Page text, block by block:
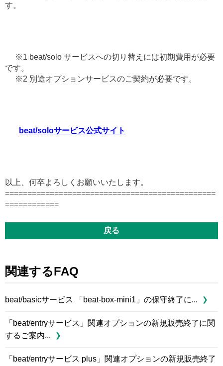
す。
※1 beat/solo サービスへの切り替えには初期費用が必要
です。
※2 別途オプションサービスのご契約が必要です。
beat/soloサービス公式サイト
以上、何卒よろしくお願いいたします。
===============================================
============
戻る
関連するFAQ
beat/basicサービス 「beat-box-mini1」の保守終了に...
「beat/entryサービス」関連オプションの新規販売終了に関
するご案内...
「beat/entryサービス plus」関連オプションの新規販売終了